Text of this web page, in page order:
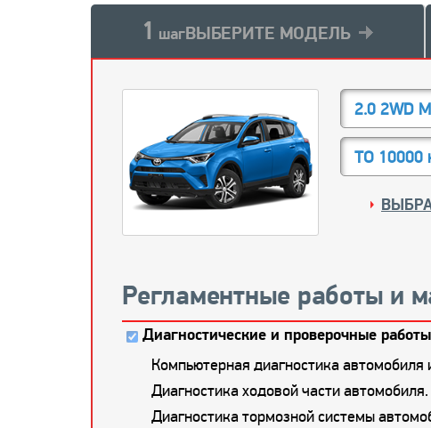
1 шагВЫБЕРИТЕ МОДЕЛЬ
2.0 2WD
ТО 10000
Регламентные работы и
Диагностические и проверочные
Компьютерная диагностика
Диагностика ходовой части автомобиля.
Диагностика тормозной системы